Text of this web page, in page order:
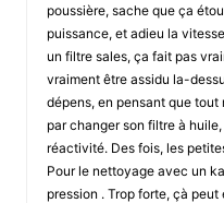
poussière, sache que ça
puissance, et adieu la
un filtre sales, ça fait pas
vraiment être assidu la-
dépens, en pensant que tout
par changer son filtre à
réactivité. Des fois, les
Pour le nettoyage avec un
pression . Trop forte, çà peut